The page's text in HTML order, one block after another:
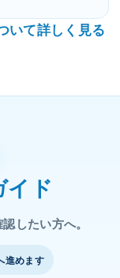
いて詳しく見る
イド
したい方へ。
進めます